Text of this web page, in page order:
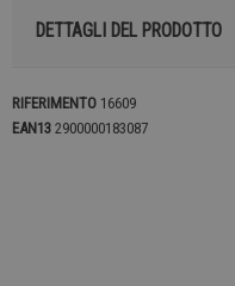
DETTAGLI DEL PRODOTTO
RIFERIMENTO 16609
EAN13 2900000183087